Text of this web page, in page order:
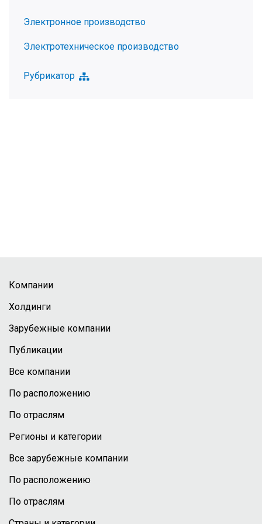
Электронное производство
Электротехническое производство
Рубрикатор
Компании
Холдинги
Зарубежные компании
Публикации
Все компании
По расположению
По отраслям
Регионы и категории
Все зарубежные компании
По расположению
По отраслям